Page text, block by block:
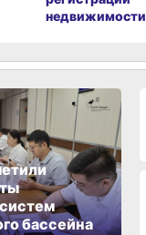
недвижимости
бассейна